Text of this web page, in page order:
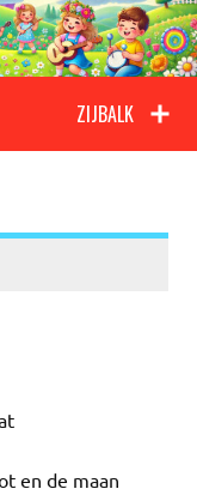
ZIJBALK
en de maan